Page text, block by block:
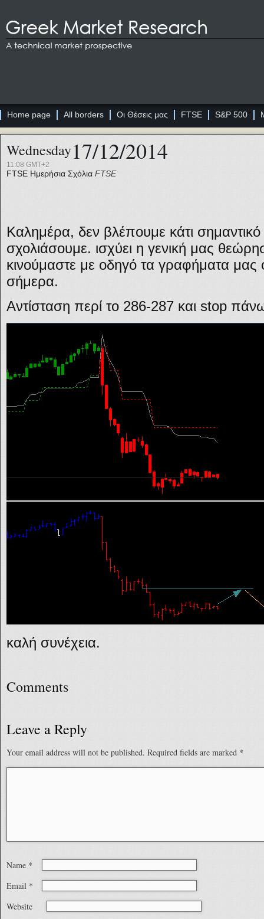
Home page All borders Οι Θέσεις μας FTSE S&P 500
Wednesday17/12/2014
11:08 GMT+2
FTSE Ημερήσια Σχόλια FTSE
Καλημέρα, δεν βλέπουμε κάτι
σχολιάσουμε. ισχύει η γενική μας
κινούμαστε με οδηγό τα γραφήματα μας
σήμερα.
Αντίσταση περί το 286-287 και stop
καλή συνέχεια.
Comments
Leave a Reply
Your email address will not be published. Required fields are marked *
Name *
Email *
Website